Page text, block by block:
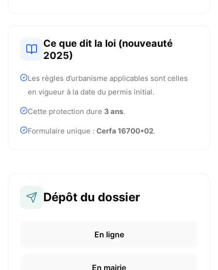
Ce que dit la loi (nouveauté
2025)
Les règles d’urbanisme applicables sont celles
en vigueur à la date du permis initial.
Cette protection dure 3 ans.
Formulaire unique : Cerfa 16700*02.
Dépôt du dossier
En ligne
En mairie